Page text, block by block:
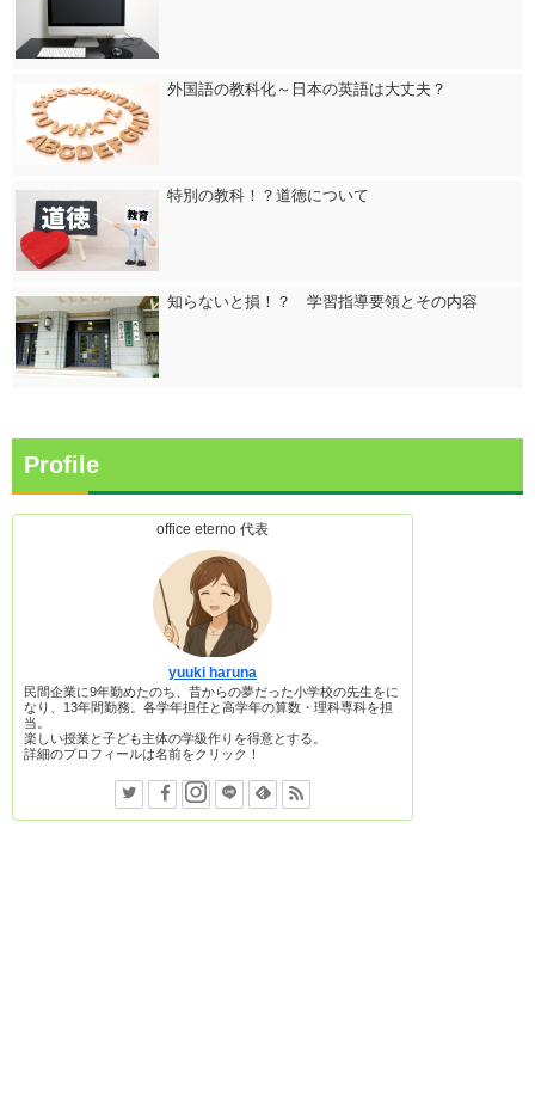
外国語の教科化～日本の英語は大丈夫？
特別の教科！？道徳について
知らないと損！？ 学習指導要領とその内容
Profile
office eterno 代表
yuuki haruna
民間企業に9年勤めたのち、昔からの夢だった小学校の先生をに
なり、13年間勤務。各学年担任と高学年の算数・理科専科を担
当。
楽しい授業と子ども主体の学級作りを得意とする。
詳細のプロフィールは名前をクリック！